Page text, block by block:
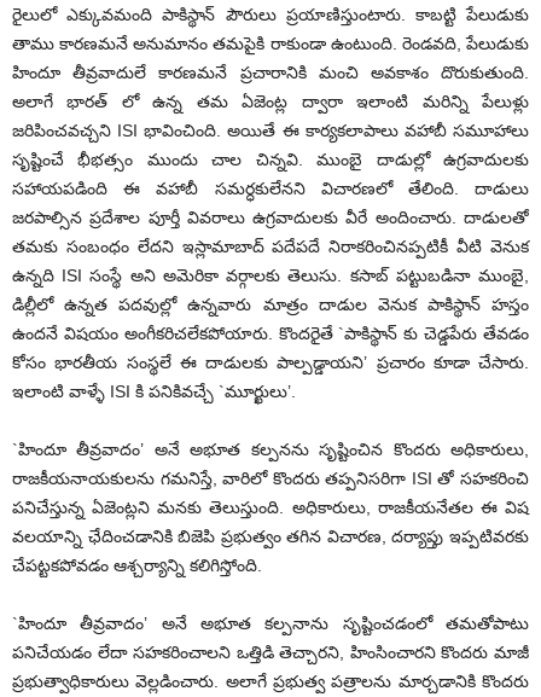
రైలులో ఎక్కువమంది పాకిస్థాన్ పౌరులు ప్రయాణిస్తుంటారు. కాబట్టి పేలుడుకు
తాము కారణమనే అనుమానం తమపైకి రాకుండా ఉంటుంది. రెండవది, పేలుడుకు
హిందూ తీవ్రవాదులే కారణమనే ప్రచారానికి మంచి అవకాశం దొరుకుతుంది.
అలాగే భారత్ లో ఉన్న తమ ఏజెంట్ల ద్వారా ఇలాంటి మరిన్ని పేలుళ్లు
జరిపించవచ్చని ISI భావించింది. అయితే ఈ కార్యకలాపాలు వహాబీ సమూహాలు
సృష్టించే భీభత్సం ముందు చాల చిన్నవి. ముంబై దాడుల్లో ఉగ్రవాదులకు
సహాయపడింది ఈ వహాబీ సమర్ధకులేనని విచారణలో తేలింది. దాడులు
జరపాల్సిన ప్రదేశాల పూర్తీ వివరాలు ఉగ్రవాదులకు వీరే అందించారు. దాడులతో
తమకు సంబంధం లేదని ఇస్లామాబాద్ పదేపదే నిరాకరించినప్పటికీ వీటి వెనుక
ఉన్నది ISI సంస్థే అని అమెరికా వర్గాలకు తెలుసు. కసాబ్ పట్టుబడినా ముంబై,
డిల్లీలో ఉన్నత పదవుల్లో ఉన్నవారు మాత్రం దాడుల వెనుక పాకిస్థాన్ హస్తం
ఉందనే విషయం అంగీకరిచలేకపోయారు. కొందరైతే `పాకిస్థాన్ కు చెడ్డపేరు తేవడం
కోసం భారతీయ సంస్థలే ఈ దాడులకు పాల్పడ్డాయని’ ప్రచారం కూడా చేసారు.
ఇలాంటి వాళ్ళే ISI కి పనికివచ్చే `మూర్ఖులు’.
`హిందూ తీవ్రవాదం’ అనే అభూత కల్పనను సృష్టించిన కొందరు అధికారులు,
రాజకీయనాయకులను గమనిస్తే, వారిలో కొందరు తప్పనిసరిగా ISI తో సహకరించి
పనిచేస్తున్న ఏజెంట్లని మనకు తెలుస్తుంది. అధికారులు, రాజకీయనేతల ఈ విష
వలయాన్ని ఛేదించడానికి బిజెపి ప్రభుత్వం తగిన విచారణ, దర్యాప్తు ఇప్పటివరకు
చేపట్టకపోవడం ఆశ్చర్యాన్ని కలిగిస్తోంది.
`హిందూ తీవ్రవాదం’ అనే అభూత కల్పనాను సృష్టించడంలో తమతోపాటు
పనిచేయడం లేదా సహకరించాలని ఒత్తిడి తెచ్చారని, హింసించారని కొందరు మాజీ
ప్రభుత్వాధికారులు వెల్లడించారు. అలాగే ప్రభుత్వ పత్రాలను మార్చడానికి కొందరు